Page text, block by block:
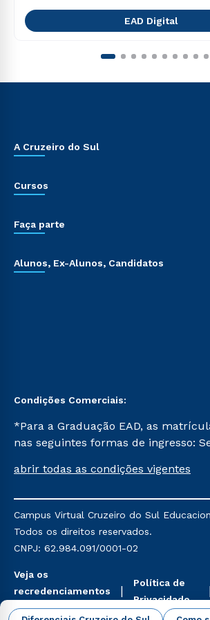
EAD Digital
A Cruzeiro do Sul
Cursos
Faça parte
Alunos, Ex-Alunos, Candidatos
Condições Comerciais:
*Para a Graduação EAD, as
nas seguintes formas de ingresso:
Já para as demais, a taxa de
mencionadas são referentes aos
Religioso, Geografia para a Docência
do Ensino de História: Questões
abrir todas as condições vigentes
Campus Virtual Cruzeiro do Sul
Todos os direitos reservados.
CNPJ: 62.984.091/0001-02
Veja os
recredenciamentos
aqui
Política de
Privacidade